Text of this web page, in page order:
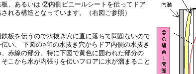
、あるいは ②内側ビニールシートを伝ってドア
れる構造となっています。（右図ご参照）
板を伝うので水抜き穴に直に落ちて問題ないので
い、 下図の○印の水抜き穴からドア内側の水抜き
赤線の部分、特に下図で黄色に囲われた部分の
こから水が内張りを伝いフロアに水が溜まること